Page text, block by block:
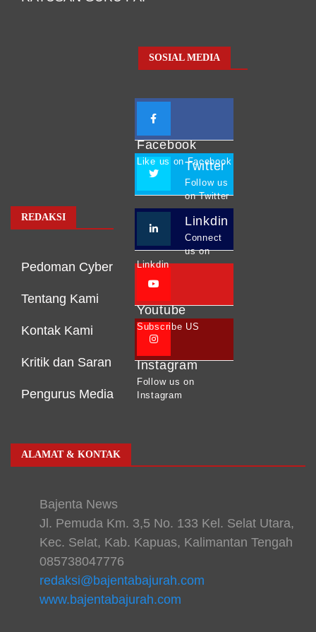
REDAKSI
Pedoman Cyber
Tentang Kami
Kontak Kami
Kritik dan Saran
Pengurus Media
SOSIAL MEDIA
Facebook
Like us on Facebook
Twitter
Follow us
on Twitter
Linkdin
Connect
us on
Linkdin
Youtube
Subscribe US
Instagram
Follow us on
Instagram
ALAMAT & KONTAK
Bajenta News
Jl. Pemuda Km. 3,5 No. 133 Kel. Selat Utara,
Kec. Selat, Kab. Kapuas, Kalimantan Tengah
085738047776
redaksi@bajentabajurah.com
www.bajentabajurah.com